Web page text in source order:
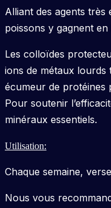
Alliant des agents très
poissons y gagnent
Les colloïdes
ions de métaux lourds
écumeur de protéines
Pour soutenir
minéraux essentiels.
Utilisation:
Chaque semaine,
Nous vous